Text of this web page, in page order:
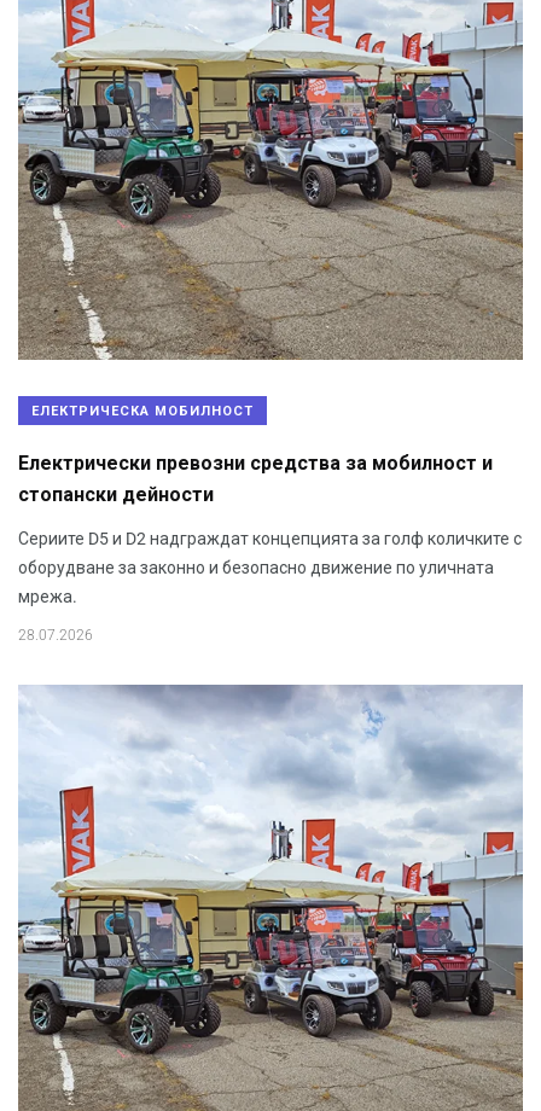
ЕЛЕКТРИЧЕСКА МОБИЛНОСТ
Електрически превозни средства за мобилност и
стопански дейности
Сериите D5 и D2 надграждат концепцията за голф количките с
оборудване за законно и безопасно движение по уличната
мрежа.
28.07.2026